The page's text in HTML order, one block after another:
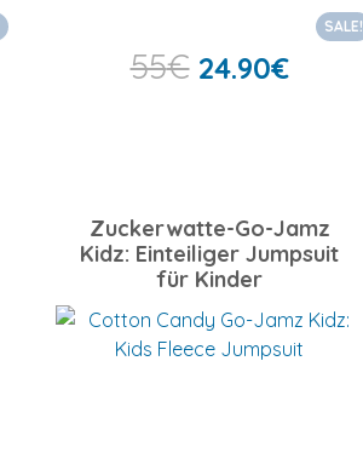
SALE!
55€ 24.90€
Zuckerwatte-Go-Jamz
Kidz: Einteiliger Jumpsuit
für Kinder